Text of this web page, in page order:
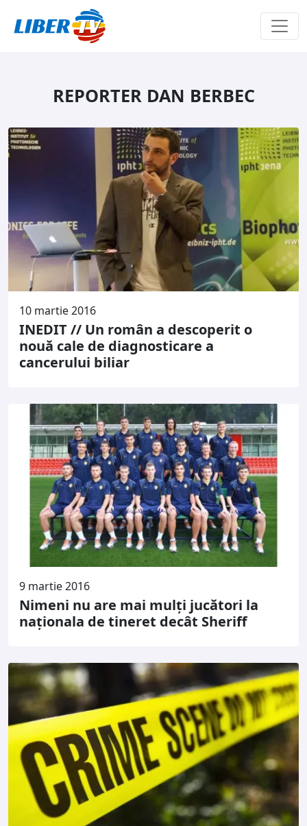
REPORTER DAN BERBEC
10 martie 2016
INEDIT // Un român a descoperit o
nouă cale de diagnosticare a
cancerului biliar
9 martie 2016
Nimeni nu are mai mulți jucători la
naționala de tineret decât Sheriff